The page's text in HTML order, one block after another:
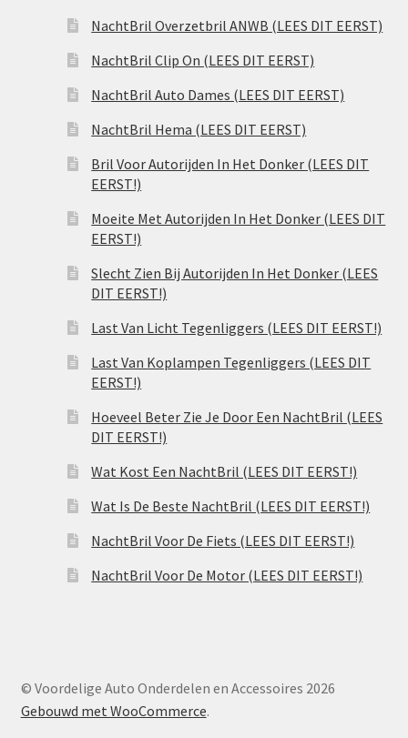
NachtBril Overzetbril ANWB (LEES DIT EERST)
NachtBril Clip On (LEES DIT EERST)
NachtBril Auto Dames (LEES DIT EERST)
NachtBril Hema (LEES DIT EERST)
Bril Voor Autorijden In Het Donker (LEES DIT
EERST!)
Moeite Met Autorijden In Het Donker (LEES DIT
EERST!)
Slecht Zien Bij Autorijden In Het Donker (LEES
DIT EERST!)
Last Van Licht Tegenliggers (LEES DIT EERST!)
Last Van Koplampen Tegenliggers (LEES DIT
EERST!)
Hoeveel Beter Zie Je Door Een NachtBril (LEES
DIT EERST!)
Wat Kost Een NachtBril (LEES DIT EERST!)
Wat Is De Beste NachtBril (LEES DIT EERST!)
NachtBril Voor De Fiets (LEES DIT EERST!)
NachtBril Voor De Motor (LEES DIT EERST!)
© Voordelige Auto Onderdelen en Accessoires 2026
Gebouwd met WooCommerce.